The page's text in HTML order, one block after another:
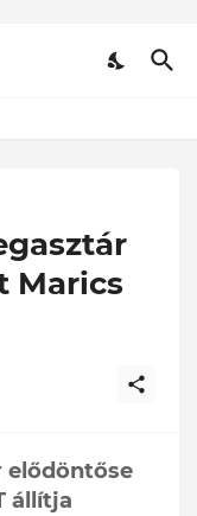
Marics
elődöntőse
állítja